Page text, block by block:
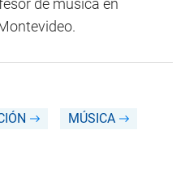
de música en
MÚSICA